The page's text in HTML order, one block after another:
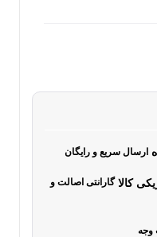
ارسال سریع و رایگان
گارانتی اصالت و
وجه